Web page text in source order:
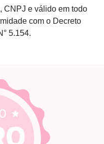
CNPJ e válido em todo
com o Decreto
5.154.